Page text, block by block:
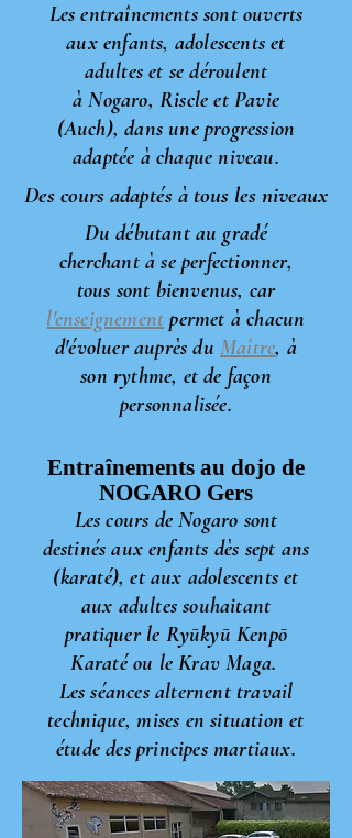
Les entraînements sont ouverts
aux enfants, adolescents et
adultes et se déroulent
à Nogaro, Riscle et Pavie
(Auch), dans une progression
adaptée à chaque niveau.
Des cours adaptés à tous les niveaux
Du débutant au gradé
cherchant à se perfectionner,
tous sont bienvenus, car
l'enseignement permet à chacun
d'évoluer auprès duMaître, à
son rythme, et de façon
personnalisée.
Entraînements au dojo de
NOGARO Gers
Les cours de Nogaro sont
destinés aux enfants dès sept ans
(karaté), et aux adolescents et
aux adultes souhaitant
pratiquer le Ryūkyū Kenpō
Karaté ou le Krav Maga.
Les séances alternent travail
technique, mises en situation et
étude des principes martiaux.